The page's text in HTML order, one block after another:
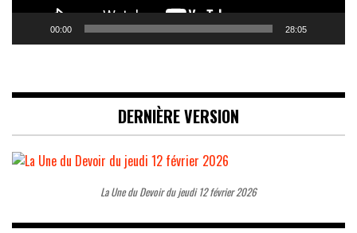
00:00 28:05
DERNIÈRE VERSION
La Une du Devoir du jeudi 12 février 2026